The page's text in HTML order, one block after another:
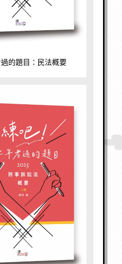
的題目：民法概要